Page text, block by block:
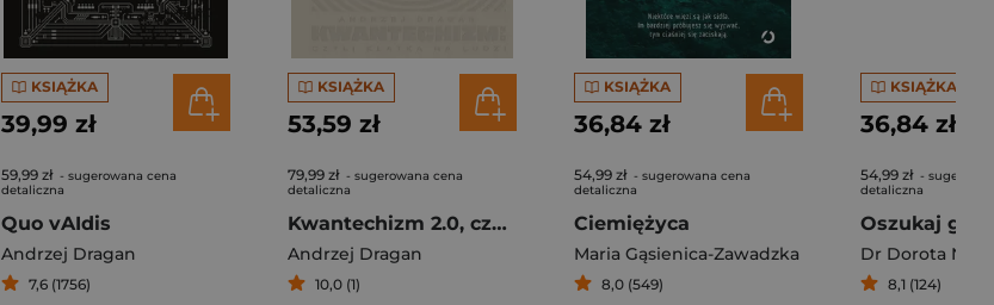
KSIĄŻKA
39,99 zł
59,99 zł - sugerowana cena
detaliczna
Quo vAIdis
Andrzej Dragan
7,6 (1756)
KSIĄŻKA
53,59 zł
79,99 zł - sugerowana cena
detaliczna
Kwantechizm 2.0, czyli klatka na ludzi (twarda oprawa)
Andrzej Dragan
10,0 (1)
KSIĄŻKA
36,84 zł
54,99 zł - sugerowana cena
detaliczna
Ciemiężyca
Maria Gąsienica-Zawadzka
8,0 (549)
KSIĄŻKA
36,84 zł
54,99 zł -
detaliczna
Dr Dorota N.
8,1 (124)